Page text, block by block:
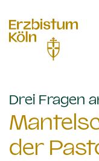
Drei Fragen
der